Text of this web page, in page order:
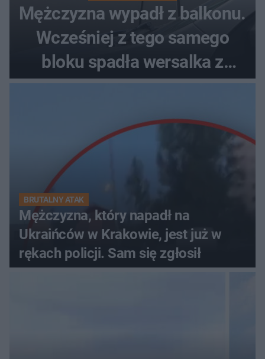
Mężczyzna wypadł z balkonu.
Wcześniej z tego samego
bloku spadła wersalka z
pościelą
BRUTALNY ATAK
Mężczyzna, który napadł na
Ukraińców w Krakowie, jest już w
rękach policji. Sam się zgłosił